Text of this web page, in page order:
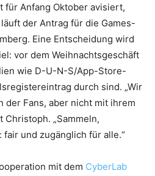
für Anfang Oktober avisiert,
der Antrag für die Games-
Eine Entscheidung wird
vor dem Weihnachtsgeschäft
wie D-U-N-S/App-Store-
durch sind. „Wir
der Fans, aber nicht mit ihrem
„Sammeln,
und zugänglich für alle.“
mit dem CyberLab